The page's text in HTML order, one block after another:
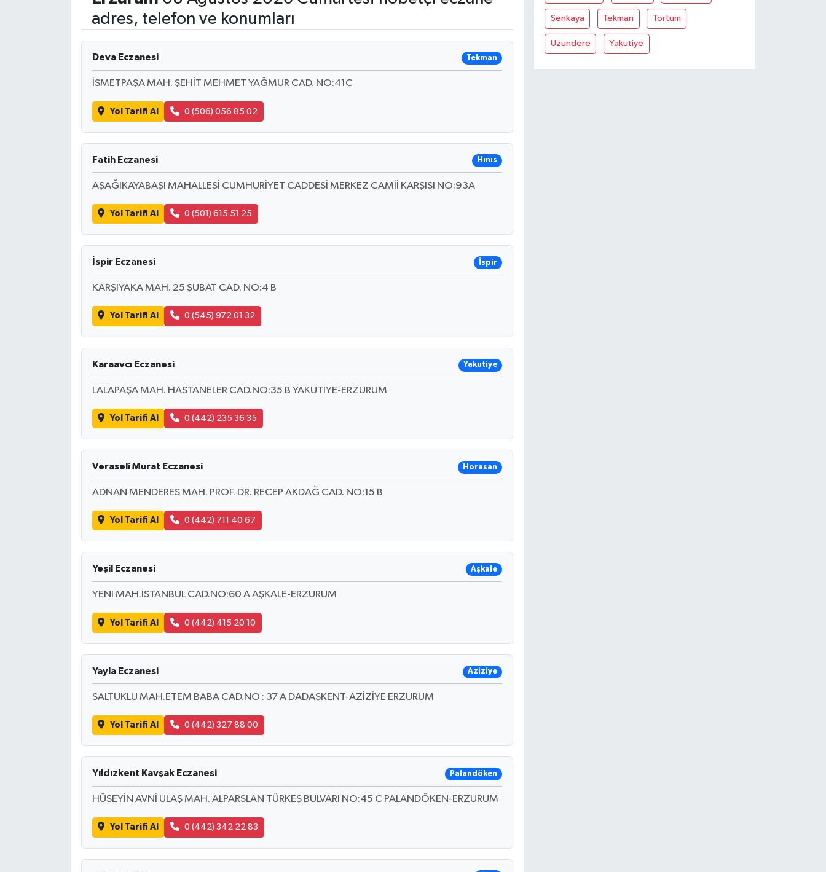
adres, telefon ve konumları
Deva Eczanesi Tekman
İSMETPAŞA MAH. ŞEHİT MEHMET YAĞMUR CAD. NO:41C
Yol Tarifi Al 0 (506) 056 85 02
Fatih Eczanesi Hınıs
AŞAĞIKAYABAŞI MAHALLESİ CUMHURİYET CADDESİ MERKEZ CAMİİ KARŞISI NO:93A
Yol Tarifi Al 0 (501) 615 51 25
İspir Eczanesi İspir
KARŞIYAKA MAH. 25 ŞUBAT CAD. NO:4 B
Yol Tarifi Al 0 (545) 972 01 32
Karaavcı Eczanesi Yakutiye
LALAPAŞA MAH. HASTANELER CAD.NO:35 B YAKUTİYE-ERZURUM
Yol Tarifi Al 0 (442) 235 36 35
Veraseli Murat Eczanesi Horasan
ADNAN MENDERES MAH. PROF. DR. RECEP AKDAĞ CAD. NO:15 B
Yol Tarifi Al 0 (442) 711 40 67
Yeşil Eczanesi Aşkale
YENİ MAH.İSTANBUL CAD.NO:60 A AŞKALE-ERZURUM
Yol Tarifi Al 0 (442) 415 20 10
Yayla Eczanesi Aziziye
SALTUKLU MAH.ETEM BABA CAD.NO : 37 A DADAŞKENT-AZİZİYE ERZURUM
Yol Tarifi Al 0 (442) 327 88 00
Yıldızkent Kavşak Eczanesi Palandöken
HÜSEYİN AVNİ ULAŞ MAH. ALPARSLAN TÜRKEŞ BULVARI NO:45 C PALANDÖKEN-ERZURUM
Yol Tarifi Al 0 (442) 342 22 83
Şenkaya Tekman Tortum
Uzundere Yakutiye